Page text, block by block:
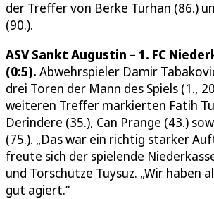
der Treffer von Berke Turhan (86.)
(90.).
ASV Sankt Augustin – 1. FC
(0:5). Abwehrspieler Damir
drei Toren der Mann des Spiels (1.,
weiteren Treffer markierten Fatih
Derindere (35.), Can Prange (43.)
(75.). „Das war ein richtig starker
freute sich der spielende
und Torschütze Tuysuz. „Wir haben
gut agiert.“